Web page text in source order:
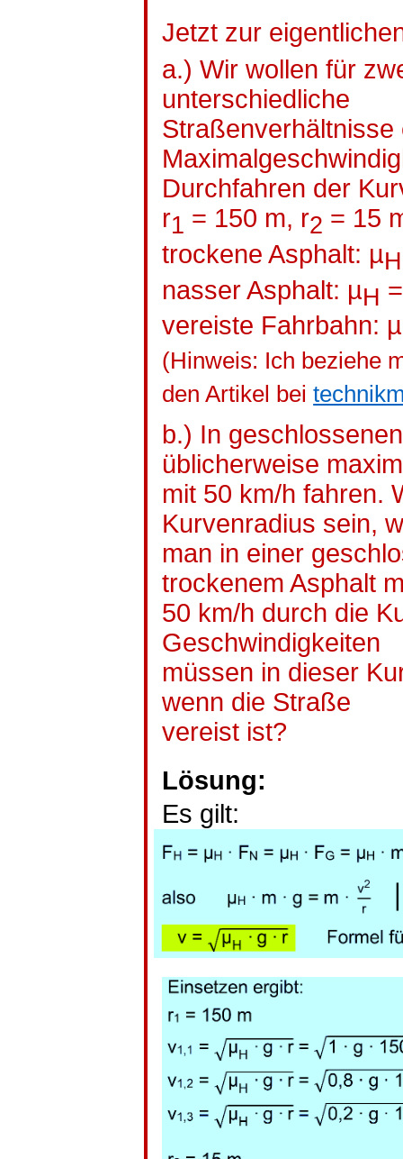
Jetzt zur
a.) Wir wollen für
unterschiedliche
Straßenverhältnisse
Durchfahren der
r1 = 150 m, r2 = 15
trockene Asphalt: µH
nasser Asphalt: µH
vereiste Fahrbahn: µ
(Hinweis: Ich beziehe
den Artikel bei
b.) In
üblicherweise
mit 50 km/h fahren.
Kurvenradius sein,
man in einer
trockenem Asphalt
50 km/h durch die
Geschwindigkeiten
müssen in dieser
wenn die Straße
vereist ist?
Lösung:
Es gilt: